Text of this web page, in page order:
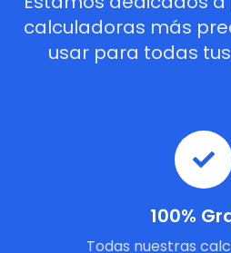
calculadoras más
usar para todas
100%
Todas nuestras